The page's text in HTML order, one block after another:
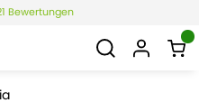
Bewertungen